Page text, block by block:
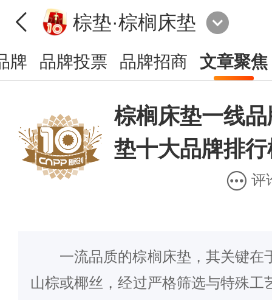
棕垫·棕榈床垫
牌 品牌投票 品牌招商 文章聚焦
棕榈床垫一线
垫十大品牌排
评
一流品质的棕榈床垫，其关键在
山棕或椰丝，经过严格筛选与特殊工